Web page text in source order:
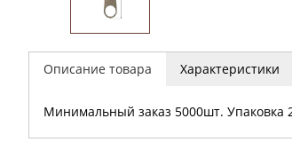
Описание товара Характеристики
Минимальный заказ 5000шт. Упаковка